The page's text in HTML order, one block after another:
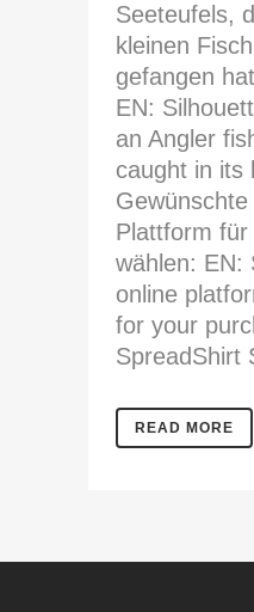
Seeteufels,
kleinen
gefangen
EN:
an Angler
caught in its
Gewünschte
Plattform
wählen: EN:
online
for your
SpreadShirt
READ MORE